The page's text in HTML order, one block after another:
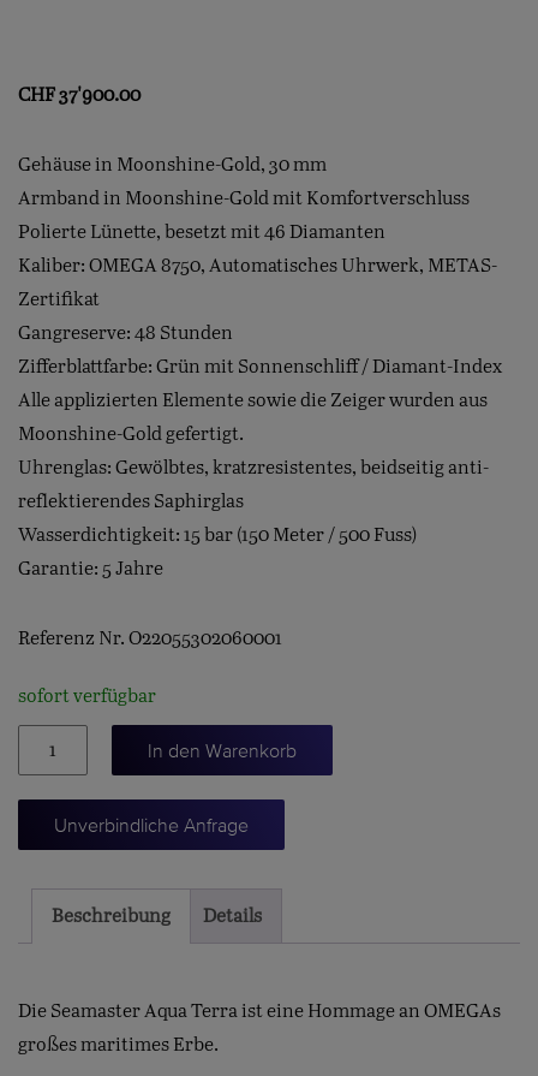
CHF37'900.00
Gehäuse in Moonshine-Gold, 30 mm
Armband in Moonshine-Gold mit Komfortverschluss
Polierte Lünette, besetzt mit 46 Diamanten
Kaliber: OMEGA 8750, Automatisches Uhrwerk, METAS-
Zertifikat
Gangreserve: 48 Stunden
Zifferblattfarbe: Grün mit Sonnenschliff / Diamant-Index
Alle applizierten Elemente sowie die Zeiger wurden aus
Moonshine-Gold gefertigt.
Uhrenglas: Gewölbtes, kratzresistentes, beidseitig anti-
reflektierendes Saphirglas
Wasserdichtigkeit: 15 bar (150 Meter / 500 Fuss)
Garantie: 5 Jahre
Referenz Nr. O22055302060001
sofort verfügbar
Aqua
In den Warenkorb
Unverbindliche Anfrage
Beschreibung Details
Die Seamaster Aqua Terra ist eine Hommage an OMEGAs
großes maritimes Erbe.